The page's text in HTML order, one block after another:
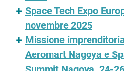
Space Tech Expo
novembre 2025
Missione
Aeromart Nagoya e